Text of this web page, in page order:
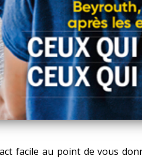
facile au point de vous